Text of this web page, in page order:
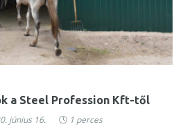
a Steel Profession Kft-től
június 16. 1 perces